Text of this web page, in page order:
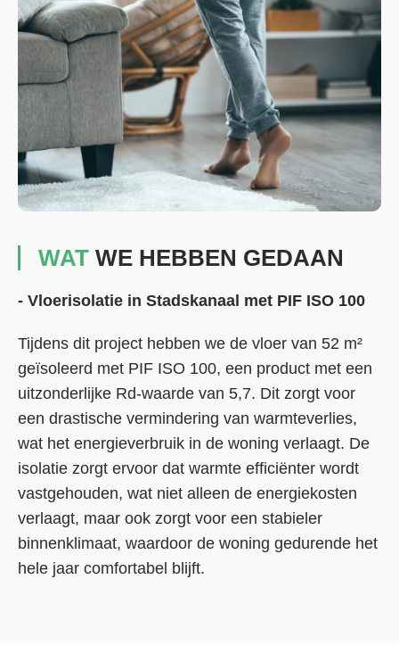
WAT WE HEBBEN GEDAAN
- Vloerisolatie in Stadskanaal met PIF ISO 100
Tijdens dit project hebben we de vloer van 52 m²
geïsoleerd met PIF ISO 100, een product met een
uitzonderlijke Rd-waarde van 5,7. Dit zorgt voor
een drastische vermindering van warmteverlies,
wat het energieverbruik in de woning verlaagt. De
isolatie zorgt ervoor dat warmte efficiënter wordt
vastgehouden, wat niet alleen de energiekosten
verlaagt, maar ook zorgt voor een stabieler
binnenklimaat, waardoor de woning gedurende het
hele jaar comfortabel blijft.